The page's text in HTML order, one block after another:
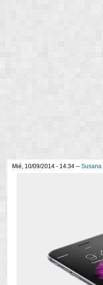
Mié, 10/09/2014 - 14:34 -- Susana